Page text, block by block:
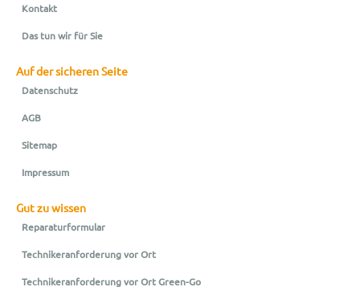
Kontakt
Das tun wir für Sie
Auf der sicheren Seite
Datenschutz
AGB
Sitemap
Impressum
Gut zu wissen
Reparaturformular
Technikeranforderung vor Ort
Technikeranforderung vor Ort Green-Go